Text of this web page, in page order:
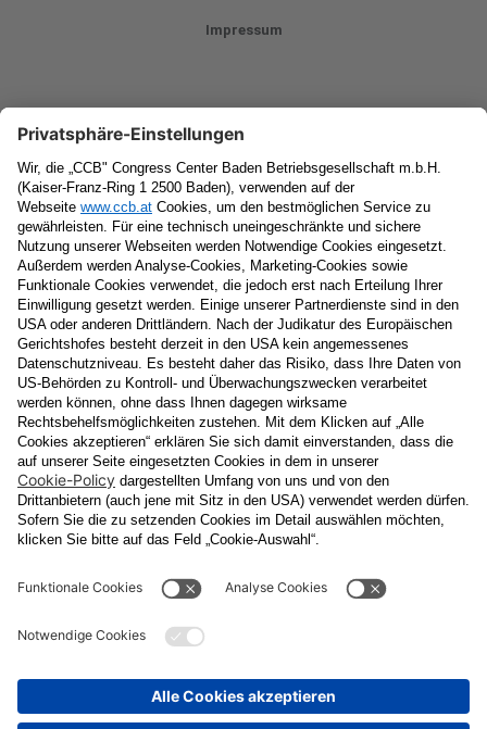
Impressum
Newsletter
Vorname
Nachname
E-Mail
Datenschutzerklärung
Ja, ich erlaube, dass meine personenbezogenen Daten, nämlich
Name undE-Mail-Adressefür personalisierte Zusendungen per E-
Mail, die Informationen über Events und das
Veranstaltungsprogramm vom Congress Center Baden
enthalten, von der "CCB" Congress Center Baden
Betriebsgesellschaft m.b.H. verarbeitet werden.
Die Verarbeitung meiner Daten erfolgt entsprechend der
Datenschutzerklärung der Casinos Austria Aktiengesellschaft und
unterwww.casinos.at/datenschutzabrufen und einsehen kann. Die
Einwilligung kann ich jederzeit postalisch an "CCB" Congress
2500 Baden, per E-Mail an
datenschutz@cal.at
oder in jeder elektronischen Zusendung
nicht berührt.